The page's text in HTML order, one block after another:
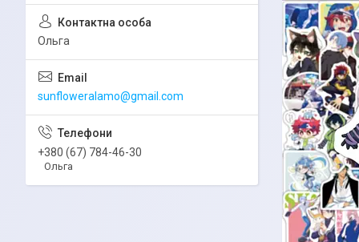
Ольга
sunfloweralamo@gmail.com
+380 (67) 784-46-30
Ольга